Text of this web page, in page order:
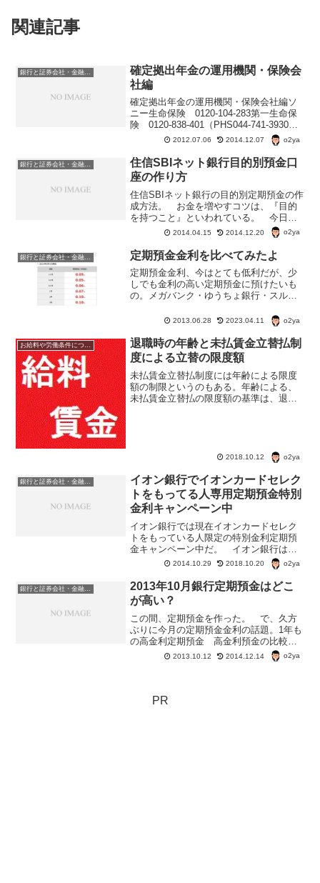
関連記事
銀行と証券会社・金融商品
確定拠出年金の運用機関・保険会
社編
確定拠出年金の運用機関・保険会社編ソ
ニー生命保険 0120-104-283第一生命保
険 0120-838-401（PHS044-741-3930）
日本生命保険 0120-21-8656富国生命保
険 0120-259-150（携帯・PHS04...
2012.07.06 2014.12.07 o2ya
銀行と証券会社・金融商品
住信SBIネット銀行目的別預金口
座の作り方
住信SBIネット銀行の目的別定期預金の作
成方法。 お金を増やすコツは、『目的
を持つこと』といわれている。 今日
は、目的別に預金口座が作れる住信SBIネ
ット銀行の目的別預金口座の作り方。
住信SBIネット銀行の目的別預金口座な
ら、普通預金だけ...
2014.04.15 2014.12.20 o2ya
定期預金金利を比べてみたよ
定期預金金利、今はとても低利だが、少
しでも金利の高い定期預金に預けたいも
の。メガバンク・ゆうちょ銀行・スルガ
行・大和ネクスト銀行・野村信託銀行の
金利を比較してみた。 すべて一年物定
期預金税込みの金利。
2013.06.28 2023.04.11 o2ya
お給料や労働条件について知ろう
退職時の年齢と未払賃金立替払制
度による立替の限度額
未払賃金立替払制度には年齢による限度
額の制限というのもある。年齢による、
未払賃金立替払の限度額の基準は、退職
2018.10.12 o2ya
銀行と証券会社・金融商品
イオン銀行でイオンカードセレク
トをもってる人専用定期預金特別
金利キャンペーン中
イオン銀行では現在イオンカードセレク
トをもっている人限定の特別金利定期預
金キャンペーン中だ。 イオン銀行は、
スーパーなどを運営しているイオングル
ープの銀行だ。 口座の開設などはイオ
ンの店舗やインターネットからでき
る。 ATMはイオン店舗にあ...
2014.10.29 2018.10.20 o2ya
2013年10月銀行定期預金はどこ
が高い？
この間、定期預金を作った。 で、久方
ぶりに今月の定期預金金利の話題。1年も
の高金利定期預金 高金利預金の比較サ
イトなどで見てみると、1年物の高金利定
期預金を提供している銀行として、関西
2013.10.12 2014.12.14 o2ya
PR